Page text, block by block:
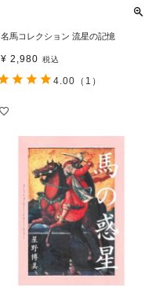
名馬コレクション 流星の記憶
¥ 2,980 税込
4.00 （1）